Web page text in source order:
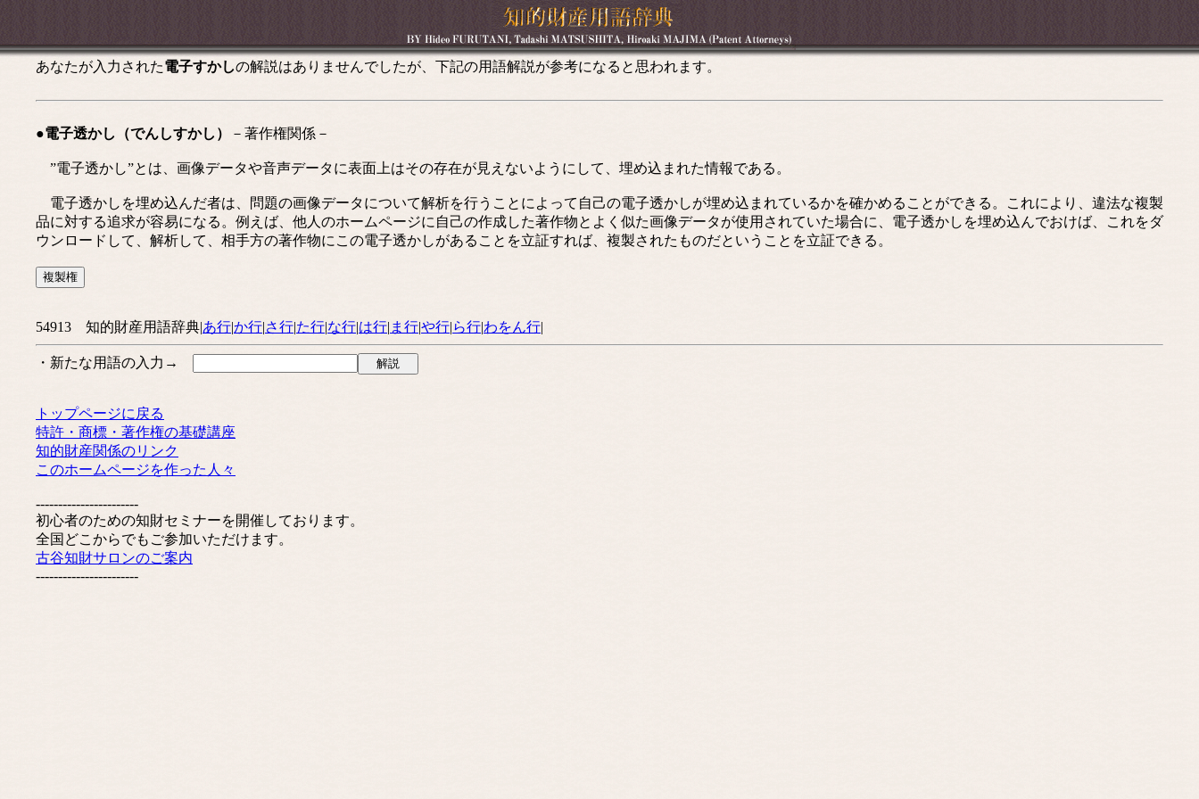
あなたが入力された電子すかしの解説はありませんでしたが、下記の用語解説が参考になると思われます。
●電子透かし（でんしすかし） －著作権関係－
”電子透かし”とは、画像データや音声データに表面上はその存在が見えないようにして、埋め込まれた情報である。
電子透かしを埋め込んだ者は、問題の画像データについて解析を行うことによって自己の電子透かしが埋め込まれているかを確かめることができる。これにより、違法な複製
品に対する追求が容易になる。例えば、他人のホームページに自己の作成した著作物とよく似た画像データが使用されていた場合に、電子透かしを埋め込んでおけば、これをダ
ウンロードして、解析して、相手方の著作物にこの電子透かしがあることを立証すれば、複製されたものだということを立証できる。
54913 知的財産用語辞典|あ行|か行|さ行|た行|な行|は行| ま行|や行|ら行|わをん行|
・新たな用語の入力→
トップページに戻る
特許・商標・著作権の基礎講座
知的財産関係のリンク
このホームページを作った人々
-----------------------
初心者のための知財セミナーを開催しております。
全国どこからでもご参加いただけます。
古谷知財サロンのご案内
-----------------------